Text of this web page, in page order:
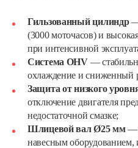
Гильзованный цилиндр—
(3000 моточасов) и
при интенсивной
Система OHV—
охлаждение и сниженный
Защита от низкого
отключение двигателя
недостаточной смазке;
Шлицевой вал Ø25 мм—
навесным оборудованием,